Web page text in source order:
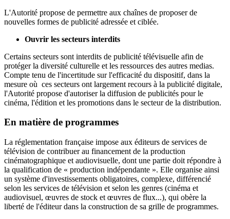
L'Autorité propose de permettre aux chaînes de proposer de
nouvelles formes de publicité adressée et ciblée.
Ouvrir les secteurs interdits
Certains secteurs sont interdits de publicité télévisuelle afin de
protéger la diversité culturelle et les ressources des autres medias.
Compte tenu de l'incertitude sur l'efficacité du dispositif, dans la
mesure où ces secteurs ont largement recours à la publicité digitale,
l'Autorité propose d'autoriser la diffusion de publicités pour le
cinéma, l'édition et les promotions dans le secteur de la distribution.
En matière de programmes
La réglementation française impose aux éditeurs de services de
télévision de contribuer au financement de la production
cinématographique et audiovisuelle, dont une partie doit répondre à
la qualification de « production indépendante ». Elle organise ainsi
un système d'investissements obligatoires, complexe, différencié
selon les services de télévision et selon les genres (cinéma et
audiovisuel, œuvres de stock et œuvres de flux...), qui obère la
liberté de l'éditeur dans la construction de sa grille de programmes.